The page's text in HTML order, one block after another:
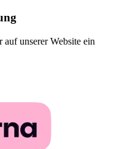
auf unserer Website ein